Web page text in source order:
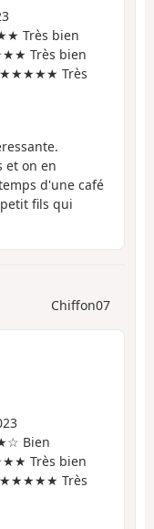
Très bien
Très bien
Très
et on en
d'une café
fils qui
Chiffon07
Bien
Très bien
Très